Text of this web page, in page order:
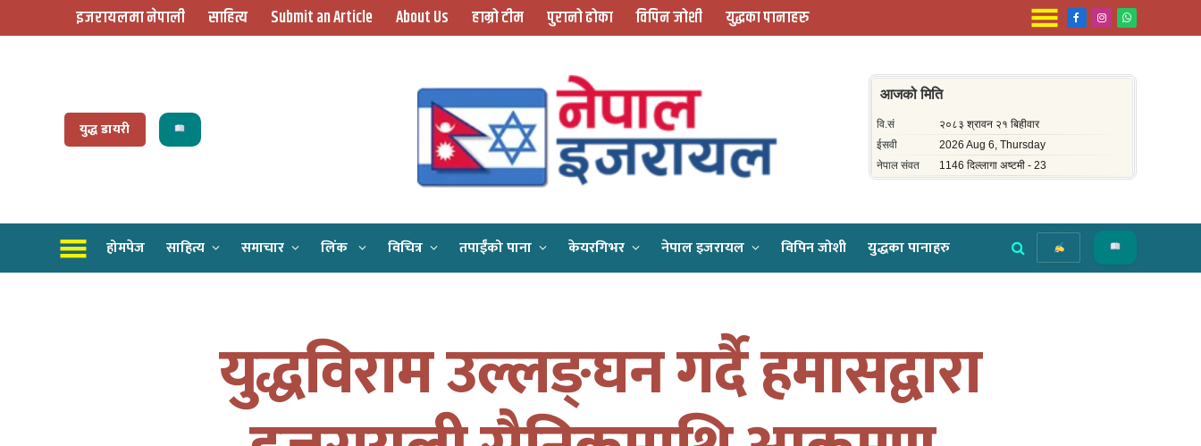
इजरायलमा नेपाली साहित्य Submit an Article About Us हाम्रो टीम पुरानो ढोका विपिन जोशी युद्धका पानाहरु Facebook
InstagramWhatsApp
युद्ध डायरी
होमपेज साहित्य समाचार लिंक विचित्र तपाईँको पाना केयरगिभर नेपाल इजरायल विपिन जोशी युद्धका पानाहरु
युद्धविराम उल्लङ्घन गर्दै हमासद्वारा